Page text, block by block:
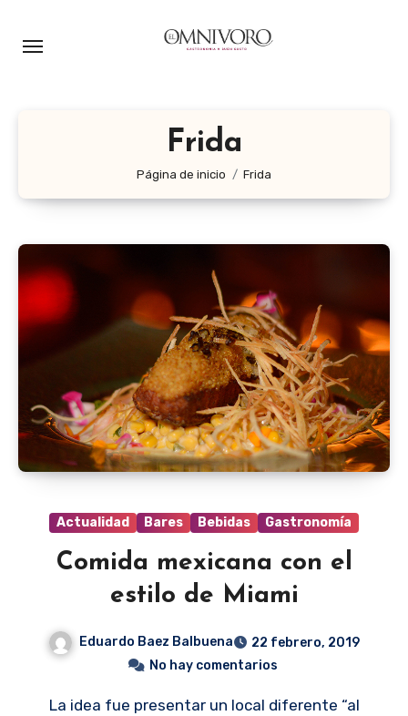
Frida
Página de inicio Frida
Actualidad Bares Bebidas Gastronomía
Comida mexicana con el
estilo de Miami
Eduardo Baez Balbuena
22 febrero, 2019
No hay comentarios
La idea fue presentar un local diferente “al